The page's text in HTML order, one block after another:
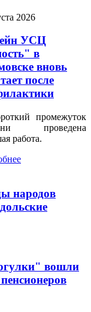
2026
УСЦ
в
вновь
после
промежуток
проведена
работа.
народов
вошли